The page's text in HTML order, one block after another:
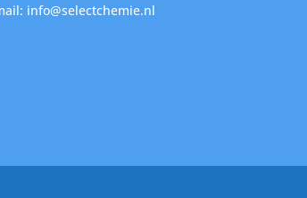
info@selectchemie.nl